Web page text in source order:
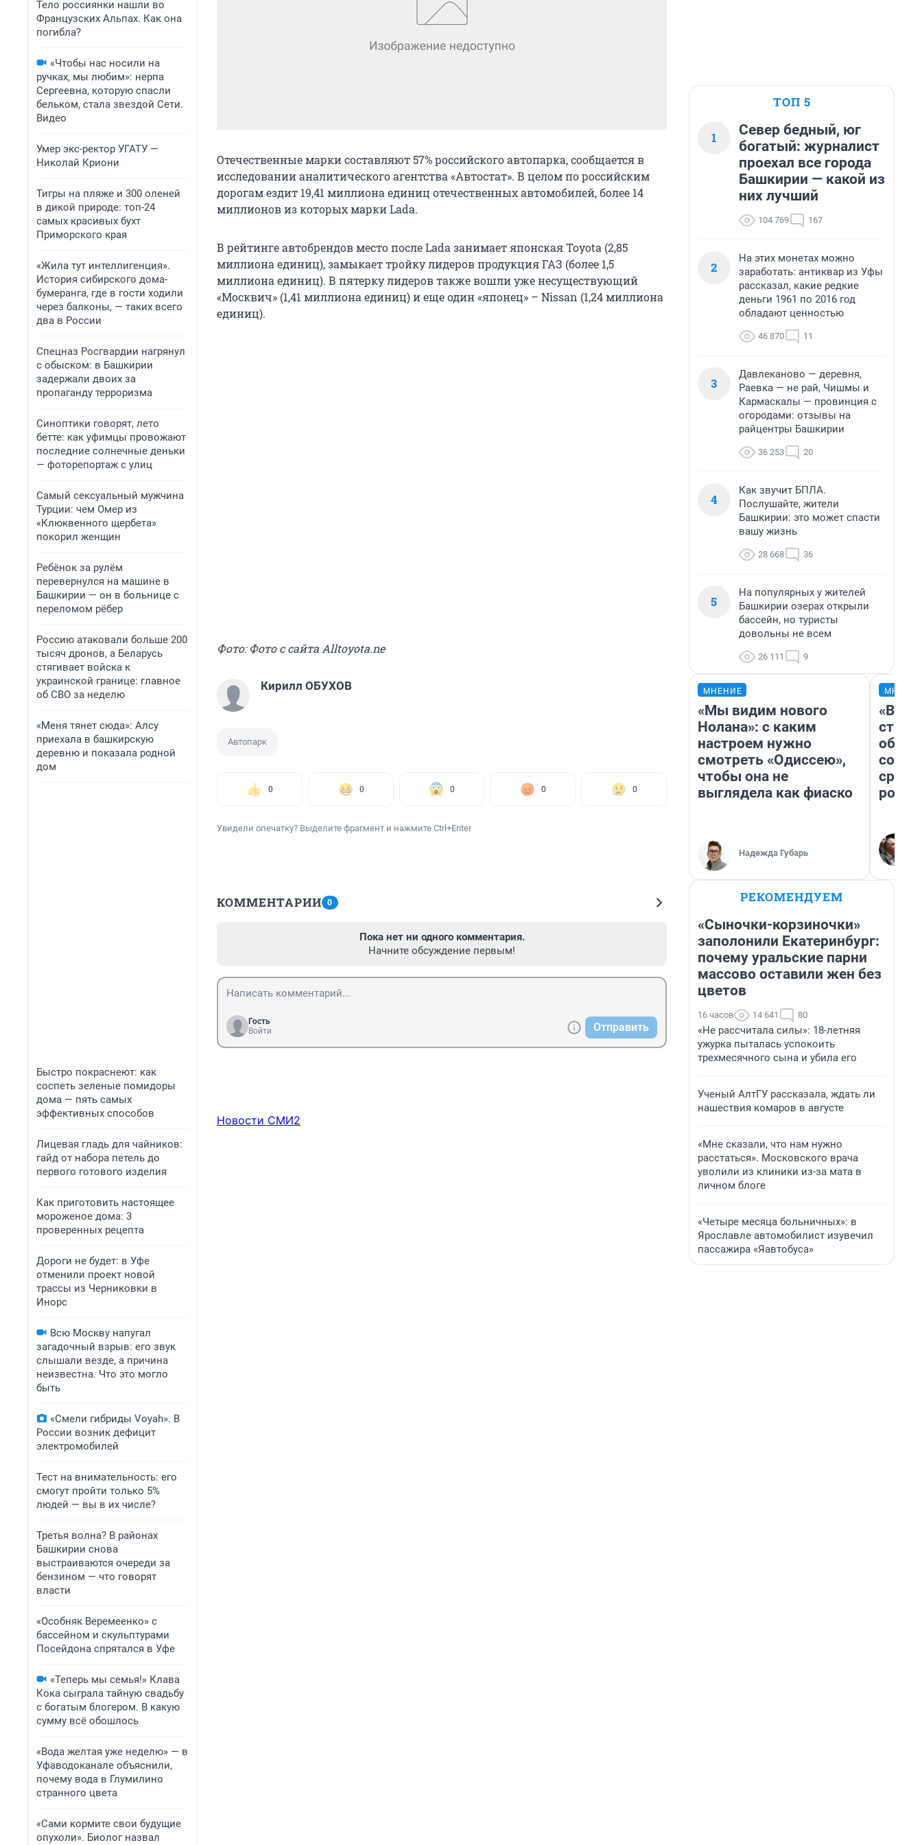
Тело россиянки нашли во
Французских Альпах. Как она
погибла?
«Чтобы нас носили на
ручках, мы любим»: нерпа
Сергеевна, которую спасли
бельком, стала звездой Сети.
Видео
Умер экс-ректор УГАТУ —
Николай Криони
Тигры на пляже и 300 оленей
в дикой природе: топ-24
самых красивых бухт
Приморского края
«Жила тут интеллигенция».
История сибирского дома-
бумеранга, где в гости ходили
через балконы, — таких всего
два в России
Спецназ Росгвардии нагрянул
с обыском: в Башкирии
задержали двоих за
пропаганду терроризма
Синоптики говорят, лето
бетте: как уфимцы провожают
последние солнечные деньки
— фоторепортаж с улиц
Самый сексуальный мужчина
Турции: чем Омер из
«Клюквенного щербета»
покорил женщин
Ребёнок за рулём
перевернулся на машине в
Башкирии — он в больнице с
переломом рёбер
Россию атаковали больше 200
тысяч дронов, а Беларусь
стягивает войска к
украинской границе: главное
об СВО за неделю
«Меня тянет сюда»: Алсу
приехала в башкирскую
деревню и показала родной
дом
Быстро покраснеют: как
соспеть зеленые помидоры
дома — пять самых
эффективных способов
Лицевая гладь для чайников:
гайд от набора петель до
первого готового изделия
Как приготовить настоящее
мороженое дома: 3
проверенных рецепта
Дороги не будет: в Уфе
отменили проект новой
трассы из Черниковки в
Инорс
Всю Москву напугал
загадочный взрыв: его звук
слышали везде, а причина
неизвестна. Что это могло
быть
«Смели гибриды Voyah». В
России возник дефицит
электромобилей
Тест на внимательность: его
смогут пройти только 5%
людей — вы в их числе?
Третья волна? В районах
Башкирии снова
выстраиваются очереди за
бензином — что говорят
власти
«Особняк Веремеенко» с
бассейном и скульптурами
Посейдона спрятался в Уфе
«Теперь мы семья!» Клава
Кока сыграла тайную свадьбу
с богатым блогером. В какую
сумму всё обошлось
«Вода желтая уже неделю» — в
Уфаводоканале объяснили,
почему вода в Глумилино
странного цвета
«Сами кормите свои будущие
опухоли». Биолог назвал
Отечественные марки составляют 57% российского автопарка, сообщается в
исследовании аналитического агентства «Автостат». В целом по российским
дорогам ездит 19,41 миллиона единиц отечественных автомобилей, более 14
миллионов из которых марки Lada.
В рейтинге автобрендов место после Lada занимает японская Toyota (2,85
миллиона единиц), замыкает тройку лидеров продукция ГАЗ (более 1,5
миллиона единиц). В пятерку лидеров также вошли уже несуществующий
«Москвич» (1,41 миллиона единиц) и еще один «японец» – Nissan (1,24 миллиона
единиц).
Фото: Фото с сайта Alltoyota.ne
Кирилл ОБУХОВ
Автопарк
0 0 0 0 0
Увидели опечатку? Выделите фрагмент и нажмите Ctrl+Enter
КОММЕНТАРИИ 0
Пока нет ни одного комментария.
Начните обсуждение первым!
Гость
Войти
Отправить
Новости СМИ2
ТОП 5
1
Север бедный, юг
богатый: журналист
проехал все города
Башкирии — какой из
них лучший
104 769 167
2
На этих монетах можно
заработать: антиквар из Уфы
рассказал, какие редкие
деньги 1961 по 2016 год
обладают ценностью
46 870 11
3
Давлеканово — деревня,
Раевка — не рай, Чишмы и
Кармаскалы — провинция с
огородами: отзывы на
райцентры Башкирии
36 253 20
4
Как звучит БПЛА.
Послушайте, жители
Башкирии: это может спасти
вашу жизнь
28 668 36
5
На популярных у жителей
Башкирии озерах открыли
бассейн, но туристы
довольны не всем
26 111 9
МНЕНИЕ
«Мы видим нового
Нолана»: с каким
настроем нужно
смотреть «Одиссею»,
чтобы она не
выглядела как фиаско
Надежда Губарь
«В
РЕКОМЕНДУЕМ
«Сыночки-корзиночки»
заполонили Екатеринбург:
почему уральские парни
массово оставили жен без
цветов
16 часов 14 641 80
«Не рассчитала силы»: 18-летняя
ужурка пыталась успокоить
трехмесячного сына и убила его
Ученый АлтГУ рассказала, ждать ли
нашествия комаров в августе
«Мне сказали, что нам нужно
расстаться». Московского врача
уволили из клиники из-за мата в
личном блоге
«Четыре месяца больничных»: в
Ярославле автомобилист изувечил
пассажира «Яавтобуса»